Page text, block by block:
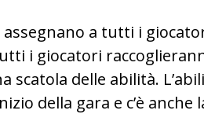
assegnano a tutti i
i giocatori
scatola delle abilità.
della gara e c’è anche